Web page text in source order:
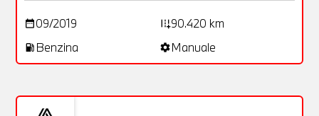
date_range09/2019 add_road90.420 km
local_gas_station Benzina settingsManuale